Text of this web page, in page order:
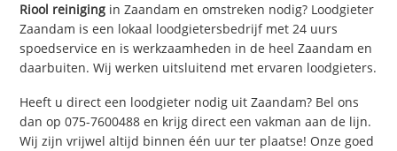
Riool reiniging in Zaandam en omstreken nodig? Loodgieter
Zaandam is een lokaal loodgietersbedrijf met 24 uurs
spoedservice en is werkzaamheden in de heel Zaandam en
daarbuiten. Wij werken uitsluitend met ervaren loodgieters.
Heeft u direct een loodgieter nodig uit Zaandam? Bel ons
dan op 075-7600488 en krijg direct een vakman aan de lijn.
Wij zijn vrijwel altijd binnen één uur ter plaatse! Onze goed